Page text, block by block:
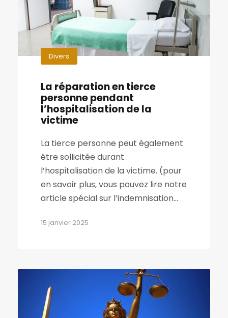
Divers
La réparation en tierce
personne pendant
l’hospitalisation de la
victime
La tierce personne peut également
être sollicitée durant
l’hospitalisation de la victime. (pour
en savoir plus, vous pouvez lire notre
article spécial sur l’indemnisation...
15 janvier 2025